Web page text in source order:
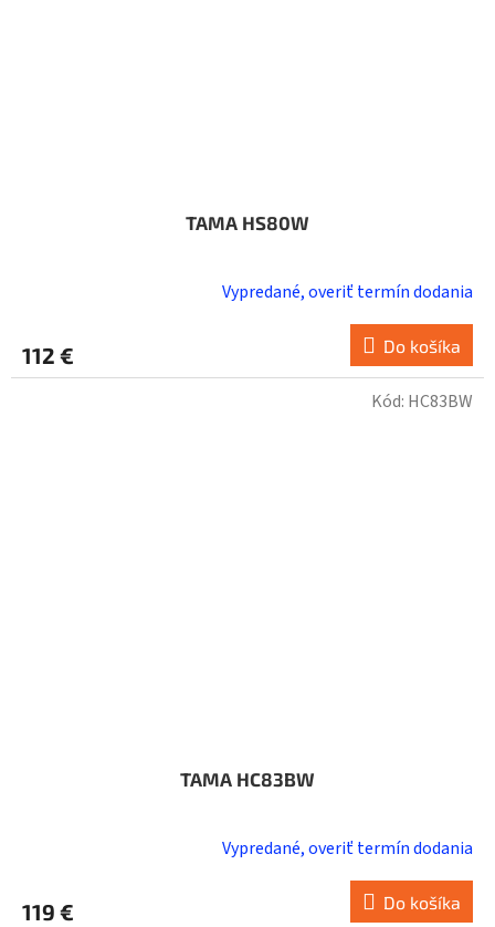
TAMA HS80W
Vypredané, overiť termín dodania
112 € Do košíka
TAMA HC83BW
Vypredané, overiť termín dodania
119 € Do košíka
Kód: HC83BW